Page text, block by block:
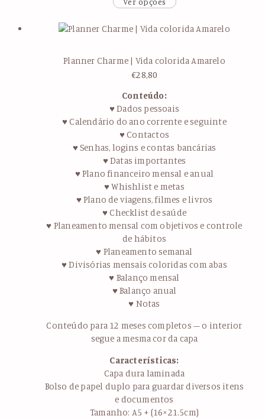
Planner Charme | Vida colorida Amarelo
€28,80
Conteúdo:
♥ Dados pessoais
♥ Calendário do ano corrente e seguinte
♥ Contactos
♥ Senhas, logins e contas bancárias
♥ Datas importantes
♥ Plano financeiro mensal e anual
♥ Whishlist e metas
♥ Plano de viagens, filmes e livros
♥ Checklist de saúde
♥ Planeamento mensal com objetivos e controle
de hábitos
♥ Planeamento semanal
♥ Divisórias mensais coloridas com abas
♥ Balanço mensal
♥ Balanço anual
♥ Notas
Conteúdo para 12 meses completos – o interior
segue a mesma cor da capa
Características:
Capa dura laminada
Bolso de papel duplo para guardar diversos itens
e documentos
Tamanho: A5 + (16×21.5cm)